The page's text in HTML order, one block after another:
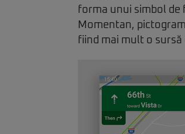
forma unui simbol de
Momentan,
fiind mai mult o